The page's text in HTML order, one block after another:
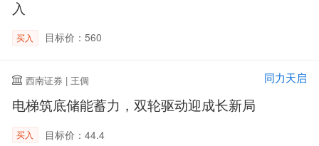
入
买入 目标价：560
西南证券 | 王倜 同力天启
电梯筑底储能蓄力，双轮驱动迎成长新局
买入 目标价：44.4